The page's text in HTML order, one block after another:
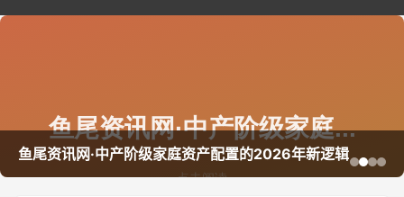
鱼尾资讯网·中产阶级家庭资产配置的2026年新逻辑